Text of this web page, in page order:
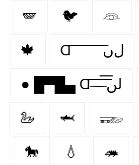
🪽 🐦 𓁻
🍁 Ɑ͞ ͞ ͞ ͞ ͞ ͞ ͞ ͞ لﮞ
● █▀█▄ Ɑ͞ ̶͞ ̶͞ ̶͞ لں͞
🦢 🦈 𓆃
🐎 💧 🦔